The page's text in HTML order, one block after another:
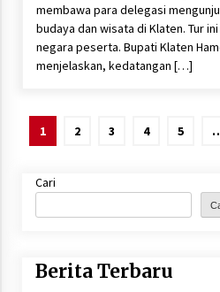
membawa para delegasi
budaya dan wisata di Klaten. Tur
negara peserta. Bupati Klaten
menjelaskan, kedatangan […]
Paginasi
1 2 3 4 5
Cari
Berita Terbaru